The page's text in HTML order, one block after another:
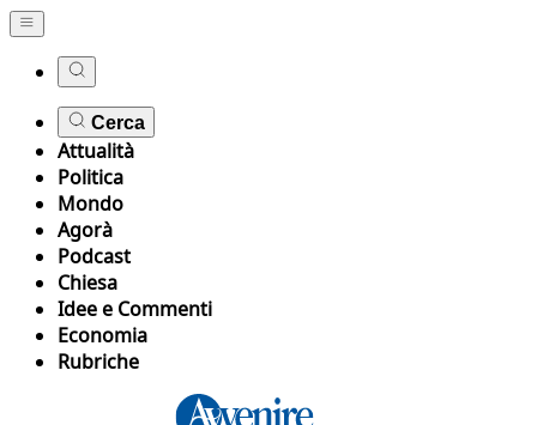
Cerca
Attualità
Politica
Mondo
Agorà
Podcast
Chiesa
Idee e Commenti
Economia
Rubriche